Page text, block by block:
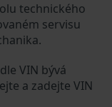
technického
servisu
VIN bývá
a zadejte VIN